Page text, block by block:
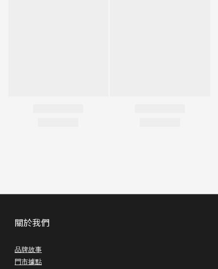
關於我們
品牌故事
門市據點